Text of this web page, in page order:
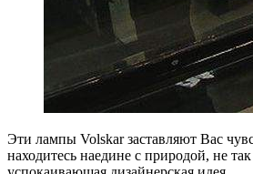
Эти лампы Volskar заставляют Вас
находитесь наедине с природой, не